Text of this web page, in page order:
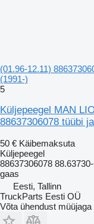
(01.96-12.11)
(1991-)
5
Küljepeegel MAN
88637306078 tüübi
50 € Käibemaksuta
Küljepeegel
88637306078
gaas
Eesti, Tallinn
TruckParts Eesti OÜ
Võta ühendust müüjaga